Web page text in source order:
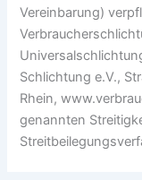
Vereinbarung)
Schlichtung e.V.,
Rhein,
genannten